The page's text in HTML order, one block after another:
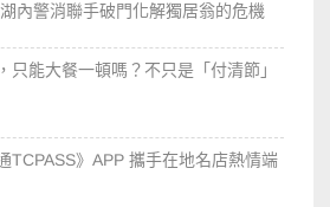
內警消聯手破門化解獨居翁的危機
只能大餐一頓嗎？不只是「付清節」
TCPASS》APP 攜手在地名店熱情端